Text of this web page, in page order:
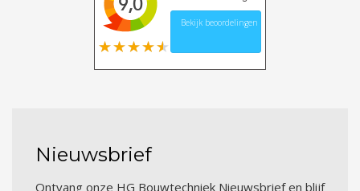
Bekijk beoordelingen
Nieuwsbrief
Ontvang onze HG Bouwtechniek Nieuwsbrief en blijf